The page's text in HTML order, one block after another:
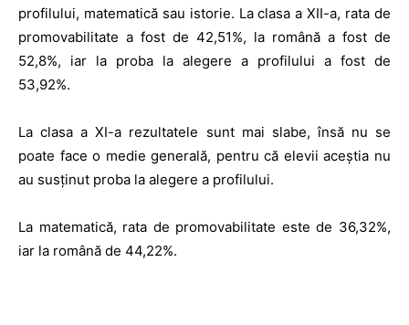
profilului, matematică sau istorie. La clasa a XII-a, rata de
promovabilitate a fost de 42,51%, la română a fost de
52,8%, iar la proba la alegere a profilului a fost de
53,92%.
La clasa a XI-a rezultatele sunt mai slabe, însă nu se
poate face o medie generală, pentru că elevii aceștia nu
au susținut proba la alegere a profilului.
La matematică, rata de promovabilitate este de 36,32%,
iar la română de 44,22%.